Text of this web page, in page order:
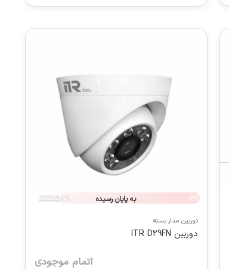
به پایان رسیده
دوربین مدار بسته
دوربین ITR D29FN
اتمام موجودی